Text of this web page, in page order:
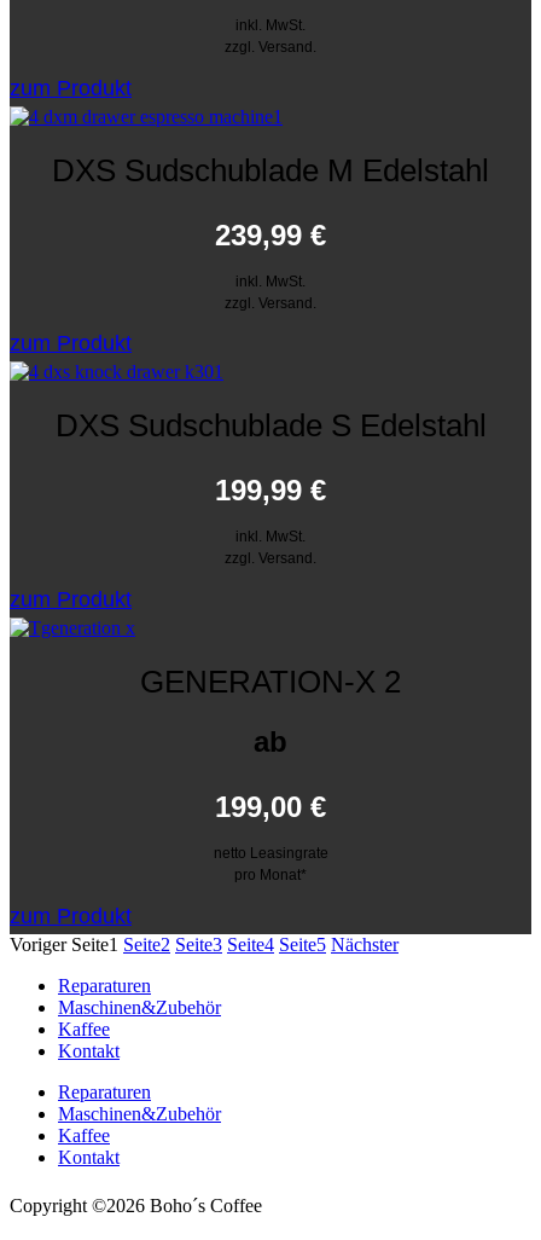
inkl. MwSt.
zzgl. Versand.
zum Produkt
DXS Sudschublade M Edelstahl
239,99 €
inkl. MwSt.
zzgl. Versand.
zum Produkt
DXS Sudschublade S Edelstahl
199,99 €
inkl. MwSt.
zzgl. Versand.
zum Produkt
GENERATION-X 2
ab
199,00 €
netto Leasingrate
pro Monat*
zum Produkt
Voriger Seite1 Seite2 Seite3 Seite4 Seite5 Nächster
Reparaturen
Maschinen&Zubehör
Kaffee
Kontakt
Reparaturen
Maschinen&Zubehör
Kaffee
Kontakt
Copyright ©2026 Boho´s Coffee